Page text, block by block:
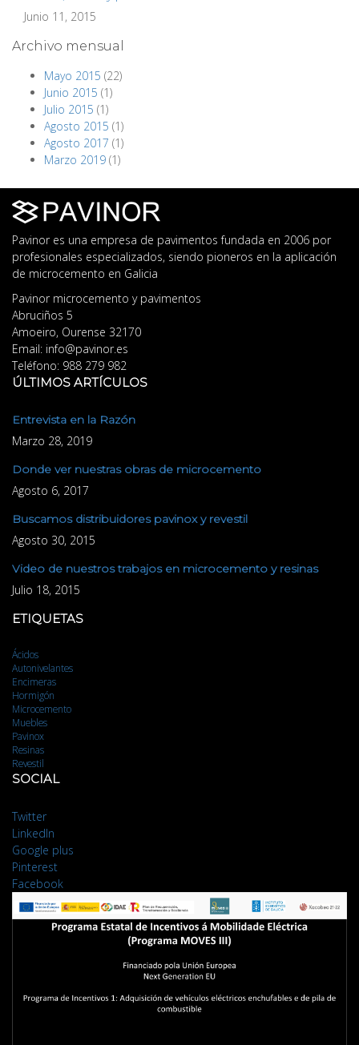
Junio 11, 2015
Archivo mensual
Mayo 2015 (22)
Junio 2015 (1)
Julio 2015 (1)
Agosto 2015 (1)
Agosto 2017 (1)
Marzo 2019 (1)
Pavinor es una empresa de pavimentos fundada en 2006 por
profesionales especializados, siendo pioneros en la aplicación
de microcemento en Galicia
Pavinor microcemento y pavimentos
Abruciños 5
Amoeiro, Ourense 32170
Email: info@pavinor.es
Teléfono: 988 279 982
ÚLTIMOS ARTÍCULOS
Entrevista en la Razón
Marzo 28, 2019
Donde ver nuestras obras de microcemento
Agosto 6, 2017
Buscamos distribuidores pavinox y revestil
Agosto 30, 2015
Video de nuestros trabajos en microcemento y resinas
Julio 18, 2015
ETIQUETAS
Ácidos
Autonivelantes
Encimeras
Hormigón
Microcemento
Muebles
Pavinox
Resinas
Revestil
SOCIAL
Twitter
LinkedIn
Google plus
Pinterest
Facebook